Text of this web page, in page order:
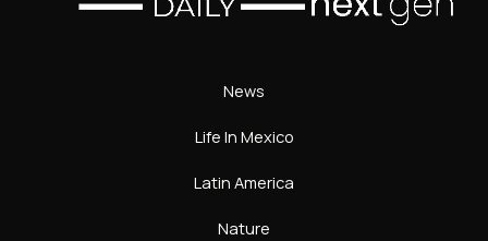
News
Life In Mexico
Latin America
Nature